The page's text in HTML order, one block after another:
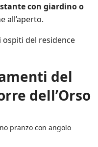
con giardino o
all’aperto.
ospiti del residence
del
dell’Orso
pranzo con angolo